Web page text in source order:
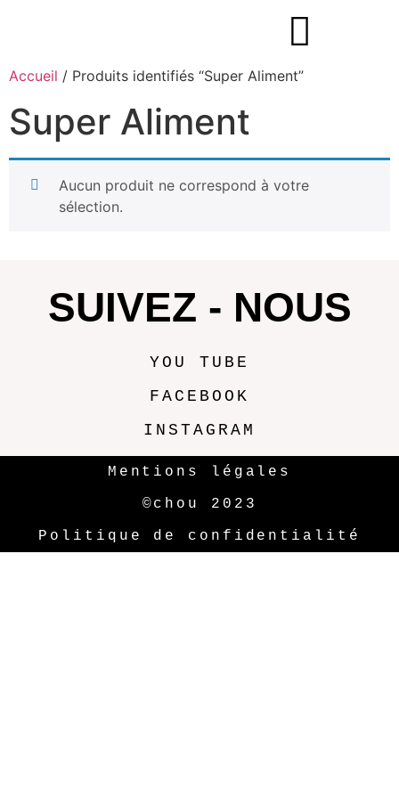
Accueil / Produits identifiés “Super Aliment”
Super Aliment
Aucun produit ne correspond à votre
sélection.
SUIVEZ - NOUS
YOU TUBE
FACEBOOK
INSTAGRAM
Mentions légales
©chou 2023
Politique de confidentialité